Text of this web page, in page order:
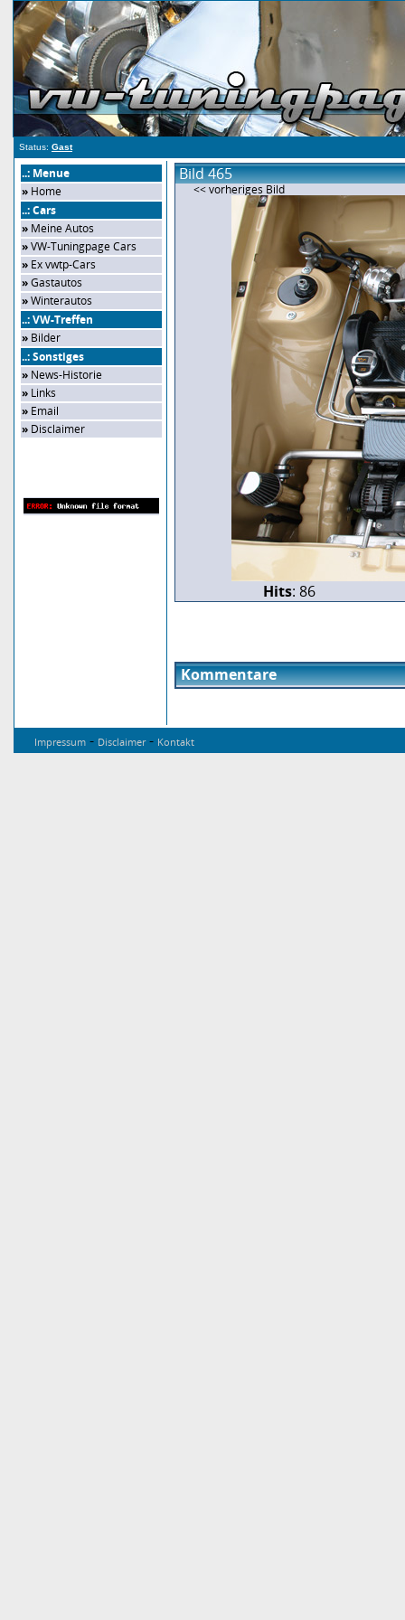
Status: Gast
..: Menue
» Home
..: Cars
» Meine Autos
»VW-Tuningpage Cars
» Ex vwtp-Cars
»Gastautos
»Winterautos
..: VW-Treffen
» Bilder
..: Sonstiges
» News-Historie
» Links
» Email
» Disclaimer
Bild 465
<< vorheriges Bild
Hits: 86
Kommentare
Impressum - Disclaimer- Kontakt